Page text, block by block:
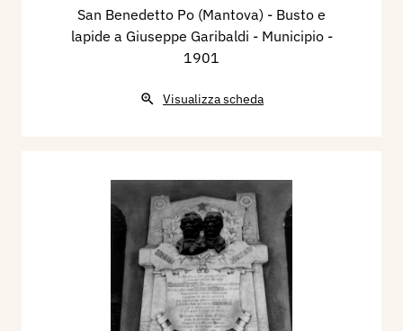
San Benedetto Po (Mantova) - Busto e
lapide a Giuseppe Garibaldi - Municipio -
1901
Visualizza scheda